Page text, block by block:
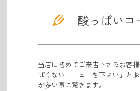
酸っぱいコ
当店に初めてご来店下さるお客
ぱくないコーヒーを下さい」と
が多い事に驚きます。